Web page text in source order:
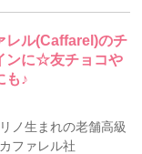
レル(Caffarel)のチ
ンに☆友チョコや
も♪
ノ生まれの老舗高級
ファレル社